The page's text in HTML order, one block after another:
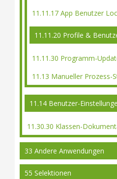
11.11.17 App Benutzer
11.11.20 Profile &
11.11.30 Programm-
11.13 Manueller Prozess-
11.14 Benutzer-
11.30.30 Klassen-
33 Andere Anwendungen
55 Selektionen